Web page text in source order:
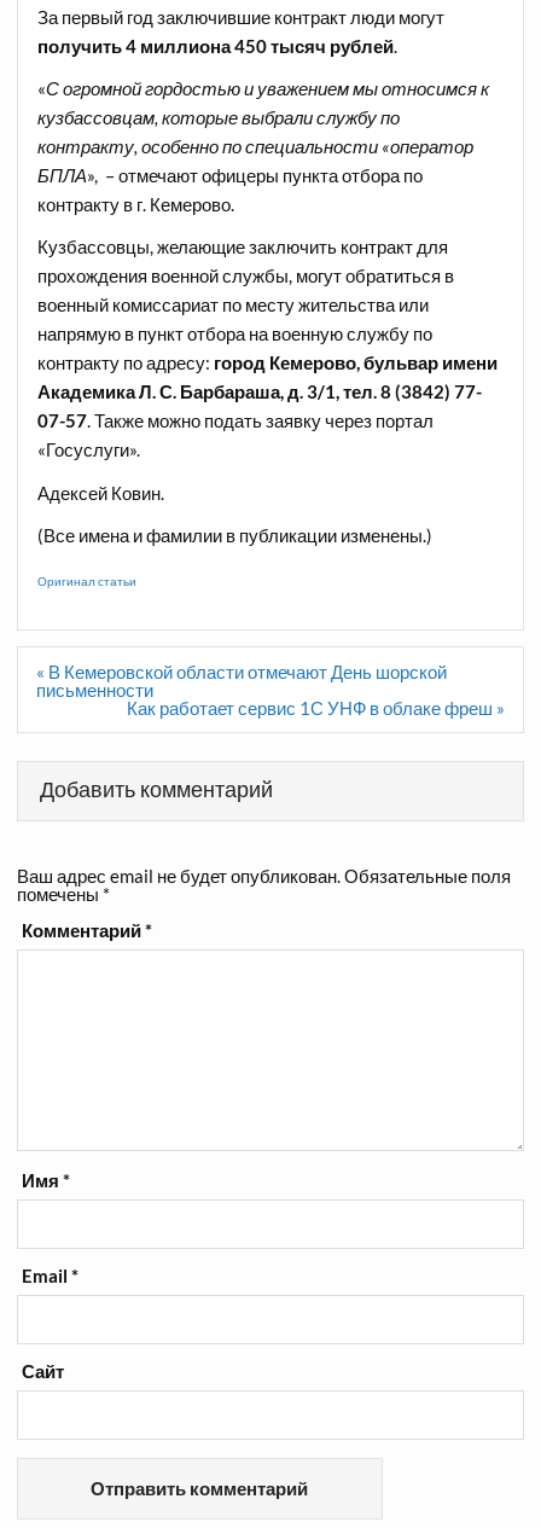
За первый год заключившие контракт люди могут
получить 4 миллиона 450 тысяч рублей.
«С огромной гордостью и уважением мы относимся к
кузбассовцам, которые выбрали службу по
контракту, особенно по специальности «оператор
БПЛА», – отмечают офицеры пункта отбора по
контракту в г. Кемерово.
Кузбассовцы, желающие заключить контракт для
прохождения военной службы, могут обратиться в
военный комиссариат по месту жительства или
напрямую в пункт отбора на военную службу по
контракту по адресу: город Кемерово, бульвар имени
Академика Л. С. Барбараша, д. 3/1, тел. 8 (3842) 77-
07-57. Также можно подать заявку через портал
«Госуслуги».
Адексей Ковин.
(Все имена и фамилии в публикации изменены.)
Оригинал статьи
Навигация
по
« В Кемеровской области отмечают День шорской
письменности
Как работает сервис 1С УНФ в облаке фреш »
Добавить комментарий
Ваш адрес email не будет опубликован.Обязательные поля
помечены *
Комментарий*
Имя*
Email*
Сайт